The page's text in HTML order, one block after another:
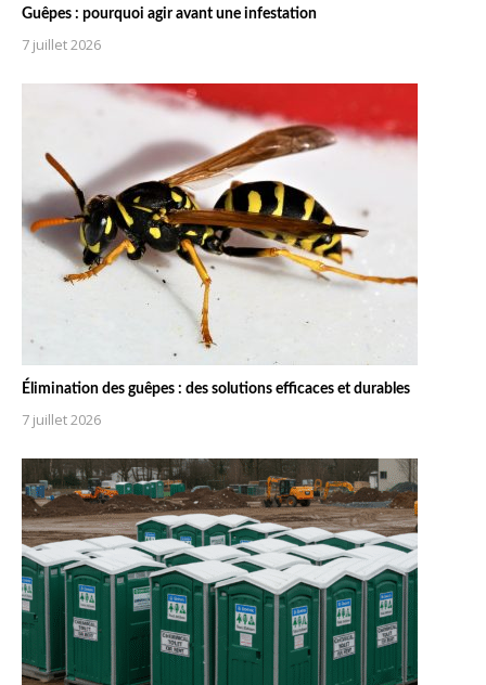
Guêpes : pourquoi agir avant une infestation
7 juillet 2026
Élimination des guêpes : des solutions efficaces et durables
7 juillet 2026